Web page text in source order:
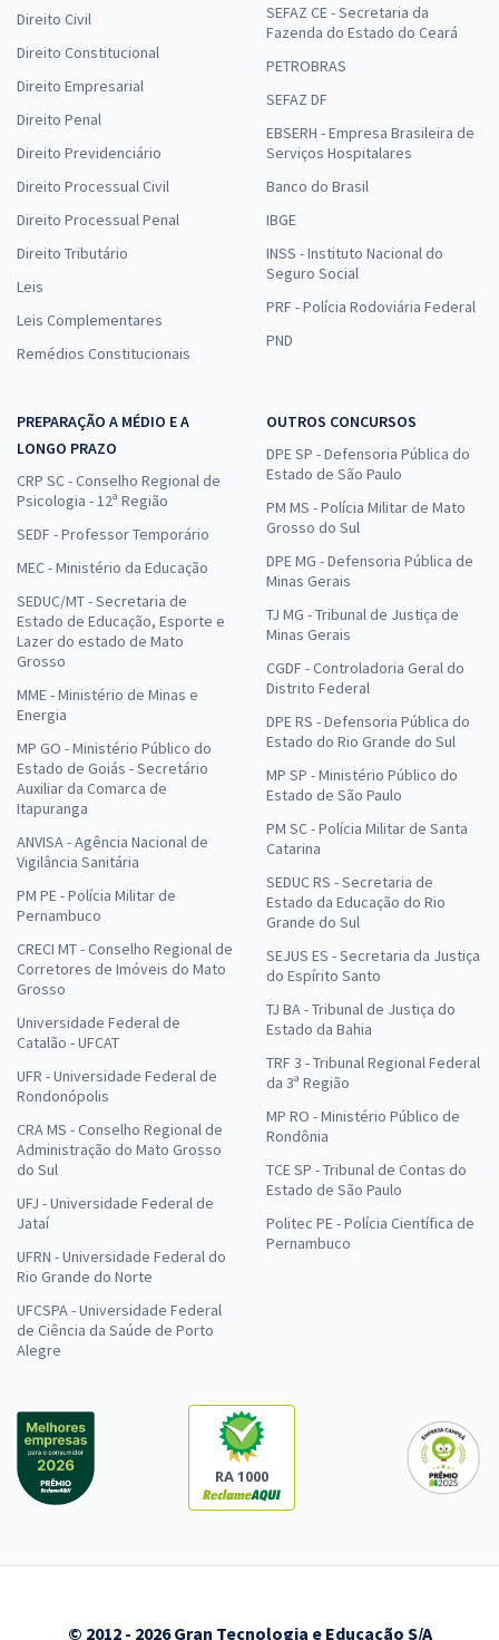
Direito Civil
Direito Constitucional
Direito Empresarial
Direito Penal
Direito Previdenciário
Direito Processual Civil
Direito Processual Penal
Direito Tributário
Leis
Leis Complementares
Remédios Constitucionais
SEFAZ CE - Secretaria da
Fazenda do Estado do Ceará
PETROBRAS
SEFAZ DF
EBSERH - Empresa Brasileira de
Serviços Hospitalares
Banco do Brasil
IBGE
INSS - Instituto Nacional do
Seguro Social
PRF - Polícia Rodoviária Federal
PND
PREPARAÇÃO A MÉDIO E A
LONGO PRAZO
CRP SC - Conselho Regional de
Psicologia - 12ª Região
SEDF - Professor Temporário
MEC - Ministério da Educação
SEDUC/MT - Secretaria de
Estado de Educação, Esporte e
Lazer do estado de Mato
Grosso
MME - Ministério de Minas e
Energia
MP GO - Ministério Público do
Estado de Goiás - Secretário
Auxiliar da Comarca de
Itapuranga
ANVISA - Agência Nacional de
Vigilância Sanitária
PM PE - Polícia Militar de
Pernambuco
CRECI MT - Conselho Regional de
Corretores de Imóveis do Mato
Grosso
Universidade Federal de
Catalão - UFCAT
UFR - Universidade Federal de
Rondonópolis
CRA MS - Conselho Regional de
Administração do Mato Grosso
do Sul
UFJ - Universidade Federal de
Jataí
UFRN - Universidade Federal do
Rio Grande do Norte
UFCSPA - Universidade Federal
de Ciência da Saúde de Porto
Alegre
OUTROS CONCURSOS
DPE SP - Defensoria Pública do
Estado de São Paulo
PM MS - Polícia Militar de Mato
Grosso do Sul
DPE MG - Defensoria Pública de
Minas Gerais
TJ MG - Tribunal de Justiça de
Minas Gerais
CGDF - Controladoria Geral do
Distrito Federal
DPE RS - Defensoria Pública do
Estado do Rio Grande do Sul
MP SP - Ministério Público do
Estado de São Paulo
PM SC - Polícia Militar de Santa
Catarina
SEDUC RS - Secretaria de
Estado da Educação do Rio
Grande do Sul
SEJUS ES - Secretaria da Justiça
do Espírito Santo
TJ BA - Tribunal de Justiça do
Estado da Bahia
TRF 3 - Tribunal Regional Federal
da 3ª Região
MP RO - Ministério Público de
Rondônia
TCE SP - Tribunal de Contas do
Estado de São Paulo
Politec PE - Polícia Científica de
Pernambuco
RA 1000
© 2012 - 2026 Gran Tecnologia e Educação S/A